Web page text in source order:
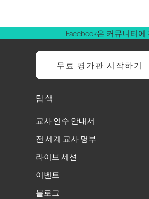
Facebook은 커뮤니티
무료 평가판 시작하기
탐색
교사 연수 안내서
전 세계 교사 명부
라이브 세션
이벤트
블로그